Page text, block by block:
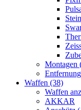
Montagen
Waffen (38)
Waffen
AKKAR